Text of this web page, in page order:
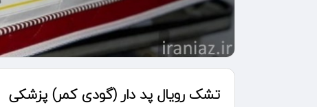
تشک رویال پد دار (گودی کمر) پزشکی